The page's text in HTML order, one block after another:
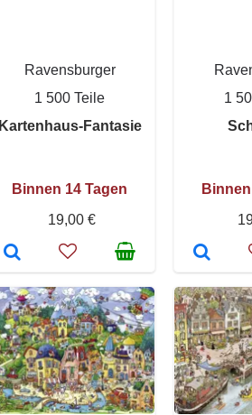
Ravensburger
1 500 Teile
Kartenhaus-Fantasie
Binnen 14 Tagen
19,00 €
1